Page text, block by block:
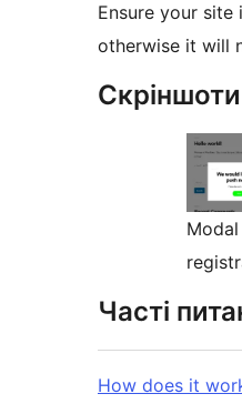
Ensure your site
otherwise it will
Скріншоти
Modal
Часті
How does it